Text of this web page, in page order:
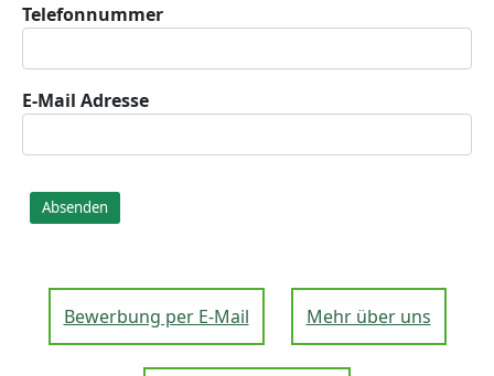
Telefonnummer
E-Mail Adresse
Absenden
Bewerbung per E-Mail Mehr über uns